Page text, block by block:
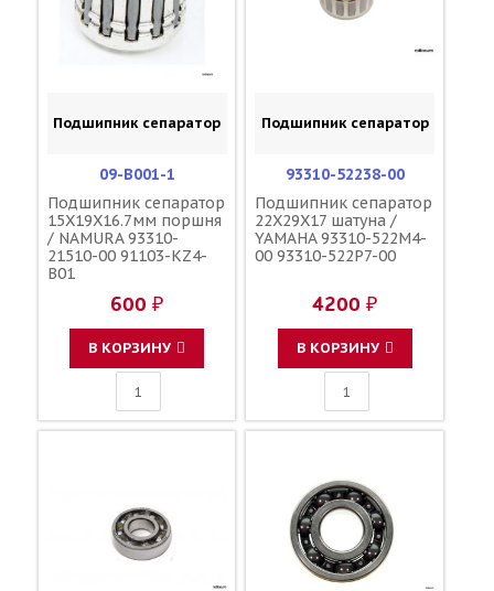
Подшипник сепаратор
09-B001-1
Подшипник сепаратор
15X19X16.7мм поршня
/ NAMURA 93310-
21510-00 91103-KZ4-
B01
600 ₽
В КОРЗИНУ
Подшипник сепаратор
93310-52238-00
Подшипник сепаратор
22X29X17 шатуна /
YAMAHA 93310-522M4-
00 93310-522P7-00
4200 ₽
В КОРЗИНУ